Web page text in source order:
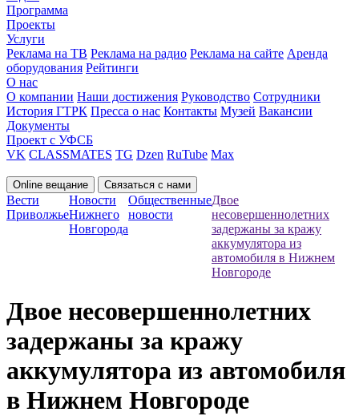
Программа
Проекты
Услуги
Реклама на ТВ Реклама на радио Реклама на сайте Аренда
оборудования Рейтинги
О нас
О компании Наши достижения Руководство Сотрудники
История ГТРК Пресса о нас Контакты Музей Вакансии
Документы
Проект с УФСБ
VK CLASSMATES TG Dzen RuTube Max
Online вещание Связаться с нами
Вести
Приволжье
Новости
Нижнего
Новгорода
Общественные
новости
Двое
несовершеннолетних
задержаны за кражу
аккумулятора из
автомобиля в Нижнем
Новгороде
Двое несовершеннолетних
задержаны за кражу
аккумулятора из автомобиля
в Нижнем Новгороде